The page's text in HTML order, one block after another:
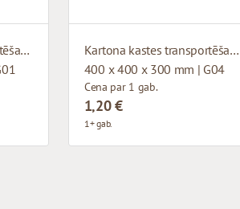
Kartona kastes transportēšanai
Kartona kastes transportēšanai
400 x 400 x 300 mm | G04
Cena par 1 gab.
1,20 €
1+ gab.